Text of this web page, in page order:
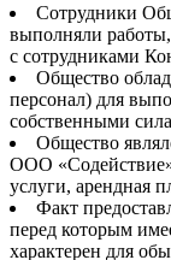
Сотрудники
выполняли
с сотрудниками
Общество
персонал) для
собственными
Общество
ООО
услуги, арендная
Факт
перед которым
характерен для